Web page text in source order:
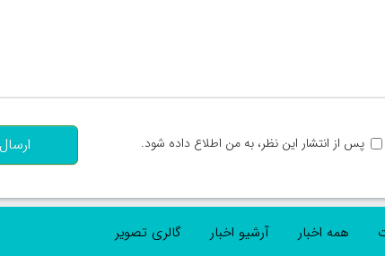
پس از انتشار این نظر، به من اطلاع داده شود.
ارسال
همه اخبار آرشیو اخبار گالری تصویر